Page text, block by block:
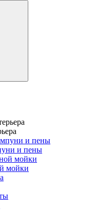
и пены
мойки